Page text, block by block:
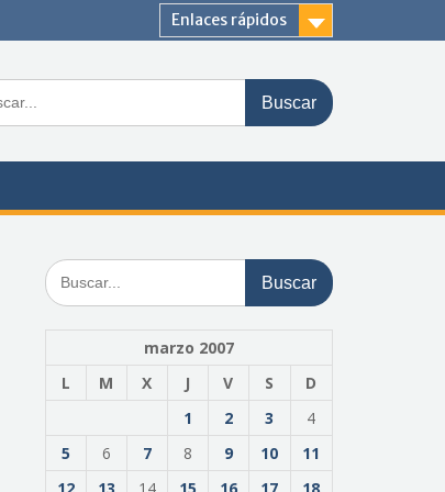
Enlaces rápidos
Buscar:
marzo 2007
L
M X J V S
D
1
2 3
4
5
6 7 8 9 10
11